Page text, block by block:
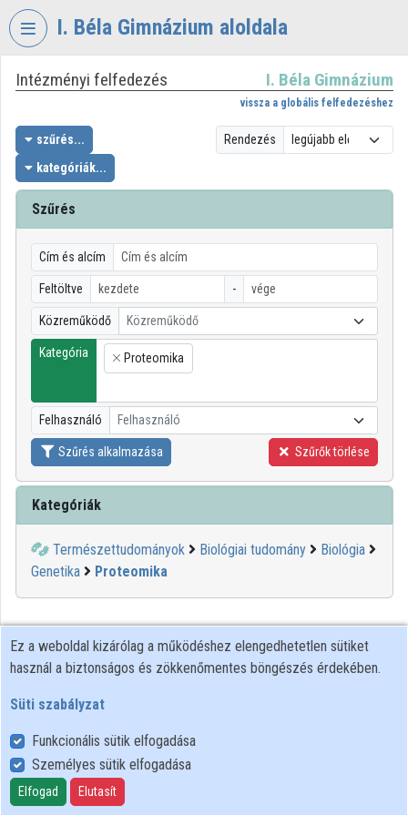
Fejléc kihagyása
I. Béla Gimnázium aloldala
VIDEOTORIUM
BÉLA
GIMNÁZIUM
Intézményi kezdőlap
Bejelentkezés
Intézményi felfedezés
Kategóriák
Intézményi listák
Intézmények
Közreműködők
Intézményi felfedezés I. Béla Gimnázium
vissza a globális felfedezéshez
szűrés...
kategóriák...
Rendezés
Szűrés
Cím és alcím
Feltöltve -
Közreműködő Közreműködő
Kategória
×
Proteomika
Felhasználó Felhasználó
Szűrés alkalmazása Szűrők törlése
Kategóriák
Természettudományok Biológiai tudomány
Biológia
Genetika
Proteomika
Felhasználói szabályzat
Adatkezelési tájékoztató
Süti szabályzat
Ez a weboldal kizárólag a működéshez elengedhetetlen sütiket
használ a biztonságos és zökkenőmentes böngészés érdekében.
Süti szabályzat
Funkcionális sütik elfogadása
Személyes sütik elfogadása
Elfogad Elutasít